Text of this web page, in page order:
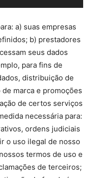
a) suas empresas
b) prestadores
seus dados
para fins de
distribuição de
marca e promoções
de certos serviços
necessária para:
ordens judiciais
o uso ilegal de nosso
termos de uso e
de terceiros;